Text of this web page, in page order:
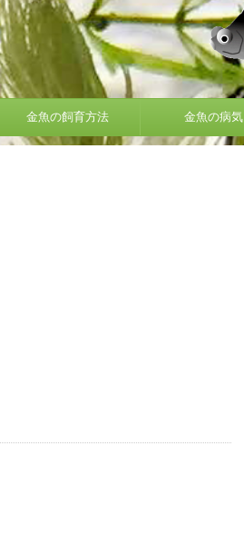
金魚の飼育方法 金魚の病気